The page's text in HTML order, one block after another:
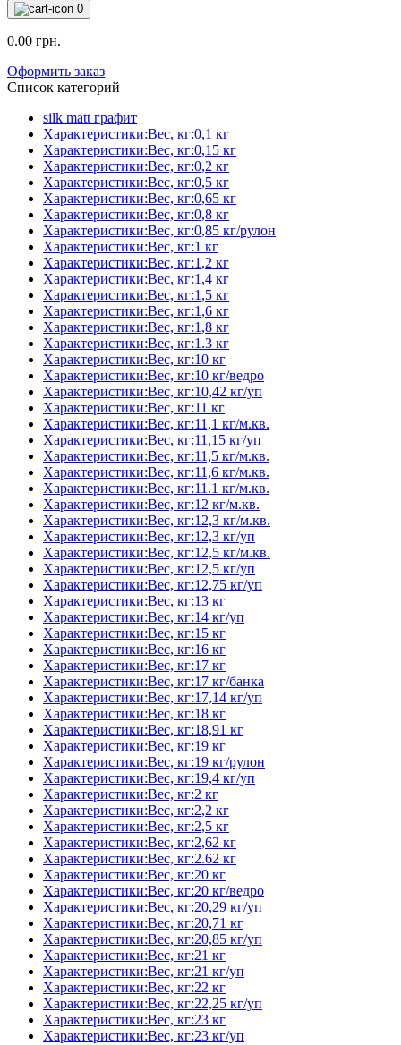
0
0.00 грн.
Оформить заказ
Список категорий
silk matt графит
Характеристики:Вес, кг:0,1 кг
Характеристики:Вес, кг:0,15 кг
Характеристики:Вес, кг:0,2 кг
Характеристики:Вес, кг:0,5 кг
Характеристики:Вес, кг:0,65 кг
Характеристики:Вес, кг:0,8 кг
Характеристики:Вес, кг:0,85 кг/рулон
Характеристики:Вес, кг:1 кг
Характеристики:Вес, кг:1,2 кг
Характеристики:Вес, кг:1,4 кг
Характеристики:Вес, кг:1,5 кг
Характеристики:Вес, кг:1,6 кг
Характеристики:Вес, кг:1,8 кг
Характеристики:Вес, кг:1.3 кг
Характеристики:Вес, кг:10 кг
Характеристики:Вес, кг:10 кг/ведро
Характеристики:Вес, кг:10,42 кг/уп
Характеристики:Вес, кг:11 кг
Характеристики:Вес, кг:11,1 кг/м.кв.
Характеристики:Вес, кг:11,15 кг/уп
Характеристики:Вес, кг:11,5 кг/м.кв.
Характеристики:Вес, кг:11,6 кг/м.кв.
Характеристики:Вес, кг:11.1 кг/м.кв.
Характеристики:Вес, кг:12 кг/м.кв.
Характеристики:Вес, кг:12,3 кг/м.кв.
Характеристики:Вес, кг:12,3 кг/уп
Характеристики:Вес, кг:12,5 кг/м.кв.
Характеристики:Вес, кг:12,5 кг/уп
Характеристики:Вес, кг:12,75 кг/уп
Характеристики:Вес, кг:13 кг
Характеристики:Вес, кг:14 кг/уп
Характеристики:Вес, кг:15 кг
Характеристики:Вес, кг:16 кг
Характеристики:Вес, кг:17 кг
Характеристики:Вес, кг:17 кг/банка
Характеристики:Вес, кг:17,14 кг/уп
Характеристики:Вес, кг:18 кг
Характеристики:Вес, кг:18,91 кг
Характеристики:Вес, кг:19 кг
Характеристики:Вес, кг:19 кг/рулон
Характеристики:Вес, кг:19,4 кг/уп
Характеристики:Вес, кг:2 кг
Характеристики:Вес, кг:2,2 кг
Характеристики:Вес, кг:2,5 кг
Характеристики:Вес, кг:2,62 кг
Характеристики:Вес, кг:2.62 кг
Характеристики:Вес, кг:20 кг
Характеристики:Вес, кг:20 кг/ведро
Характеристики:Вес, кг:20,29 кг/уп
Характеристики:Вес, кг:20,71 кг
Характеристики:Вес, кг:20,85 кг/уп
Характеристики:Вес, кг:21 кг
Характеристики:Вес, кг:21 кг/уп
Характеристики:Вес, кг:22 кг
Характеристики:Вес, кг:22,25 кг/уп
Характеристики:Вес, кг:23 кг
Характеристики:Вес, кг:23 кг/уп